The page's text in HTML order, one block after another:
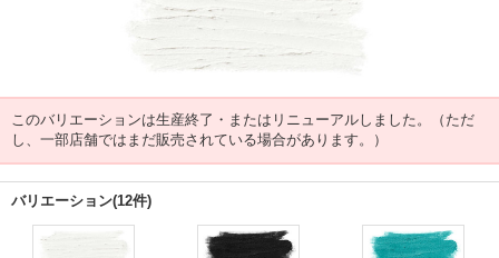
このバリエーションは生産終了・またはリニューアルしました。（ただ
し、一部店舗ではまだ販売されている場合があります。）
バリエーション(12件)